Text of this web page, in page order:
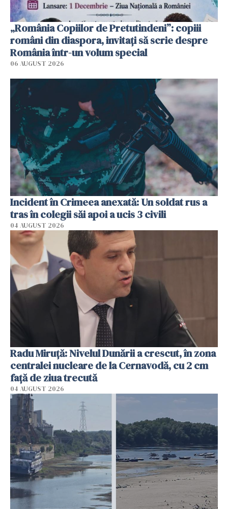
„România Copiilor de Pretutindeni”: copiii
români din diaspora, invitați să scrie despre
România într-un volum special
06 AUGUST 2026
Incident în Crimeea anexată: Un soldat rus a
tras în colegii săi apoi a ucis 3 civili
04 AUGUST 2026
Radu Miruţă: Nivelul Dunării a crescut, în zona
centralei nucleare de la Cernavodă, cu 2 cm
faţă de ziua trecută
04 AUGUST 2026